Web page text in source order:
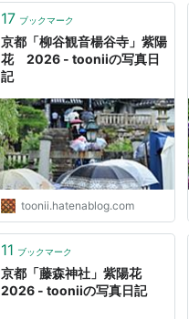
17 ブックマーク
京都「柳谷観音楊谷寺」紫陽
花 2026 - tooniiの写真日
記
toonii.hatenablog.com
11 ブックマーク
京都「藤森神社」紫陽花
2026 - tooniiの写真日記